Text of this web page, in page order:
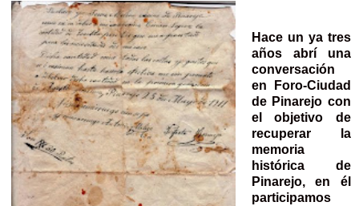
Hace un ya tres
años abrí una
conversación
en Foro-Ciudad
de Pinarejo con
el objetivo de
recuperar la
memoria
histórica de
Pinarejo, en él
participamos